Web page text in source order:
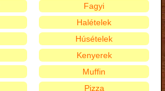
Fagyi
Halételek
Húsételek
Kenyerek
Muffin
Pizza